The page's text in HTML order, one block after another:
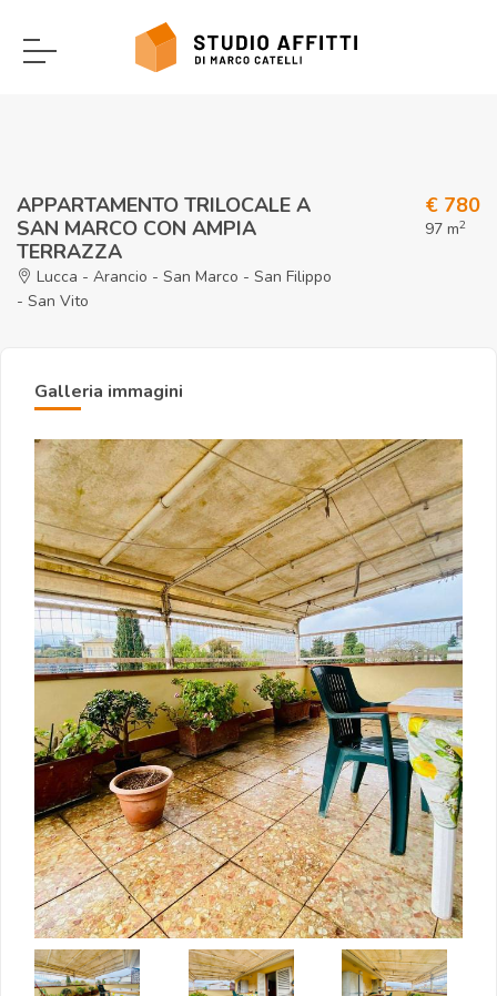
APPARTAMENTO TRILOCALE A
SAN MARCO CON AMPIA
TERRAZZA
Lucca - Arancio - San Marco - San Filippo
- San Vito
€ 780
97 m2
Galleria immagini